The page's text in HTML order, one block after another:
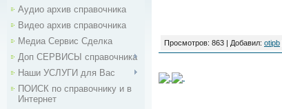
Аудио архив справочника
Видео архив справочника
Медиа Сервис Сделка
Доп СЕРВИСЫ справочника
Наши УСЛУГИ для Вас
ПОИСК по справочнику и в
Интернет
Просмотров: 863 | Добавил: otipb